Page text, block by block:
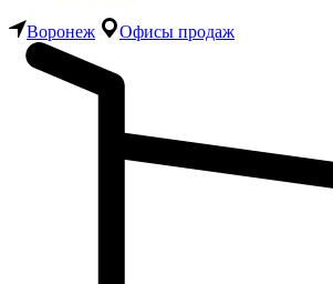
Воронеж Офисы продаж